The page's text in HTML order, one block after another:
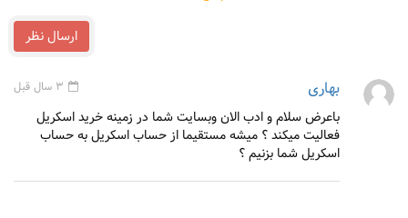
ارسال نظر
بهاری 3 سال قبل
باعرض سلام و ادب الان وبسایت شما در زمینه خرید اسکریل
فعالیت میکند ؟ میشه مستقیما از حساب اسکریل به حساب
اسکریل شما بزنیم ؟